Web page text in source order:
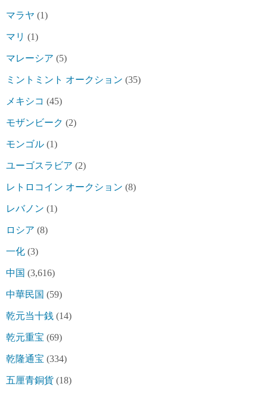
マラヤ (1)
マリ (1)
マレーシア (5)
ミントミント オークション (35)
メキシコ (45)
モザンビーク (2)
モンゴル (1)
ユーゴスラビア (2)
レトロコイン オークション (8)
レバノン (1)
ロシア (8)
一化 (3)
中国 (3,616)
中華民国 (59)
乾元当十銭 (14)
乾元重宝 (69)
乾隆通宝 (334)
五厘青銅貨 (18)